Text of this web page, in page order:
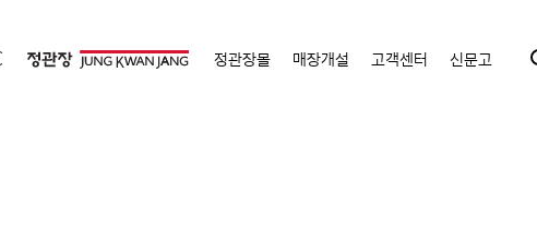
정관장몰 매장개설 고객센터 신문고